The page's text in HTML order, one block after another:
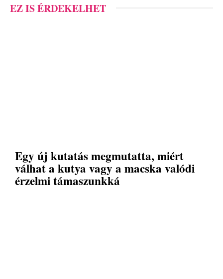
EZ IS ÉRDEKELHET
Egy új kutatás megmutatta, miért
válhat a kutya vagy a macska valódi
érzelmi támaszunkká